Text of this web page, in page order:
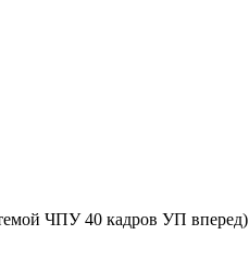
ЧПУ 40 кадров УП вперед)